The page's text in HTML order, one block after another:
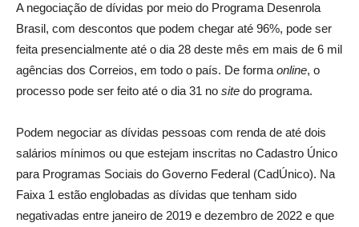
A negociação de dívidas por meio do Programa Desenrola
Brasil, com descontos que podem chegar até 96%, pode ser
feita presencialmente até o dia 28 deste mês em mais de 6 mil
agências dos Correios, em todo o país. De forma online, o
processo pode ser feito até o dia 31 no site do programa.
Podem negociar as dívidas pessoas com renda de até dois
salários mínimos ou que estejam inscritas no Cadastro Único
para Programas Sociais do Governo Federal (CadÚnico). Na
Faixa 1 estão englobadas as dívidas que tenham sido
negativadas entre janeiro de 2019 e dezembro de 2022 e que